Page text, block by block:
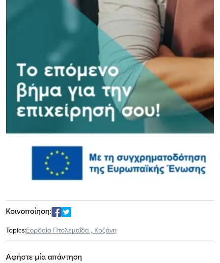
Κοινοποίηση:
Topics:Εορδαία Πτολεμαΐδα , Κοζάνη
Αφήστε μία απάντηση